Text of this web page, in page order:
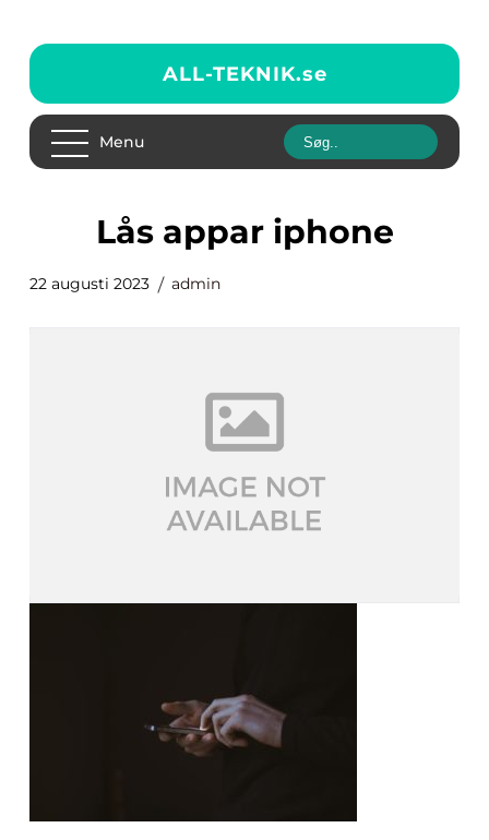
ALL-TEKNIK.se
Menu
lås appar iphone
22 augusti 2023 admin